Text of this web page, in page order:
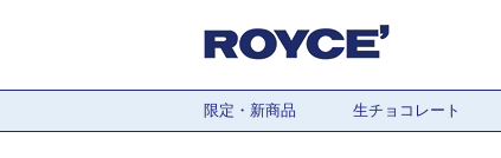
限定・新商品 生チョコレート